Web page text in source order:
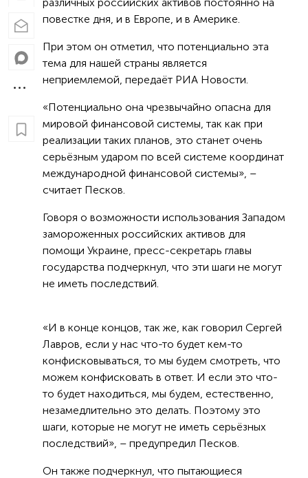
повестке дня, и в Европе, и в Америке.
При этом он отметил, что потенциально эта
тема для нашей страны является
неприемлемой, передаёт РИА Новости.
«Потенциально она чрезвычайно опасна для
мировой финансовой системы, так как при
реализации таких планов, это станет очень
серьёзным ударом по всей системе координат
международной финансовой системы», –
считает Песков.
Говоря о возможности использования Западом
замороженных российских активов для
помощи Украине, пресс-секретарь главы
государства подчеркнул, что эти шаги не могут
не иметь последствий.
«И в конце концов, так же, как говорил Сергей
Лавров, если у нас что-то будет кем-то
конфисковываться, то мы будем смотреть, что
можем конфисковать в ответ. И если это что-
то будет находиться, мы будем, естественно,
незамедлительно это делать. Поэтому это
шаги, которые не могут не иметь серьёзных
последствий», – предупредил Песков.
Он также подчеркнул, что пытающиеся